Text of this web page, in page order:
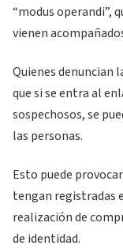
“modus operandi”,
vienen
Quienes denuncian
que si se entra al
sospechosos, se
las personas.
Esto puede
tengan registradas
realización de
de identidad.